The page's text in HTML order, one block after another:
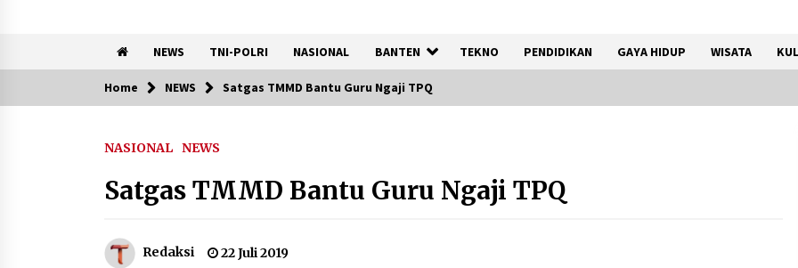
NEWS TNI-POLRI NASIONAL BANTEN TEKNO PENDIDIKAN GAYA HIDUP WISATA
Trending Now
Kemenkum Malut Ikuti ‘Pasti
Transformasi Digital
Selaras dengan Tantangan
Dunia Kerja Modern
Home NEWS Satgas TMMD Bantu Guru Ngaji TPQ
NASIONAL NEWS
Satgas TMMD Bantu Guru Ngaji TPQ
Redaksi 22 Juli 2019